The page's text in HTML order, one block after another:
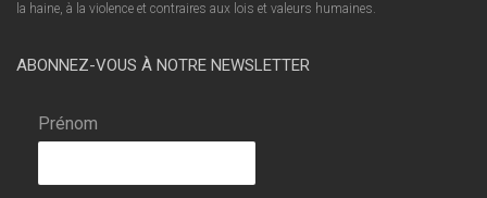
la haine, à la violence et contraires aux lois et valeurs humaines.
ABONNEZ-VOUS À NOTRE NEWSLETTER
Prénom